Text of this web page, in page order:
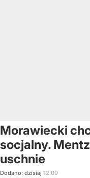
Morawiecki
socjalny.
uschnie
Dodano: dzisiaj 12:09